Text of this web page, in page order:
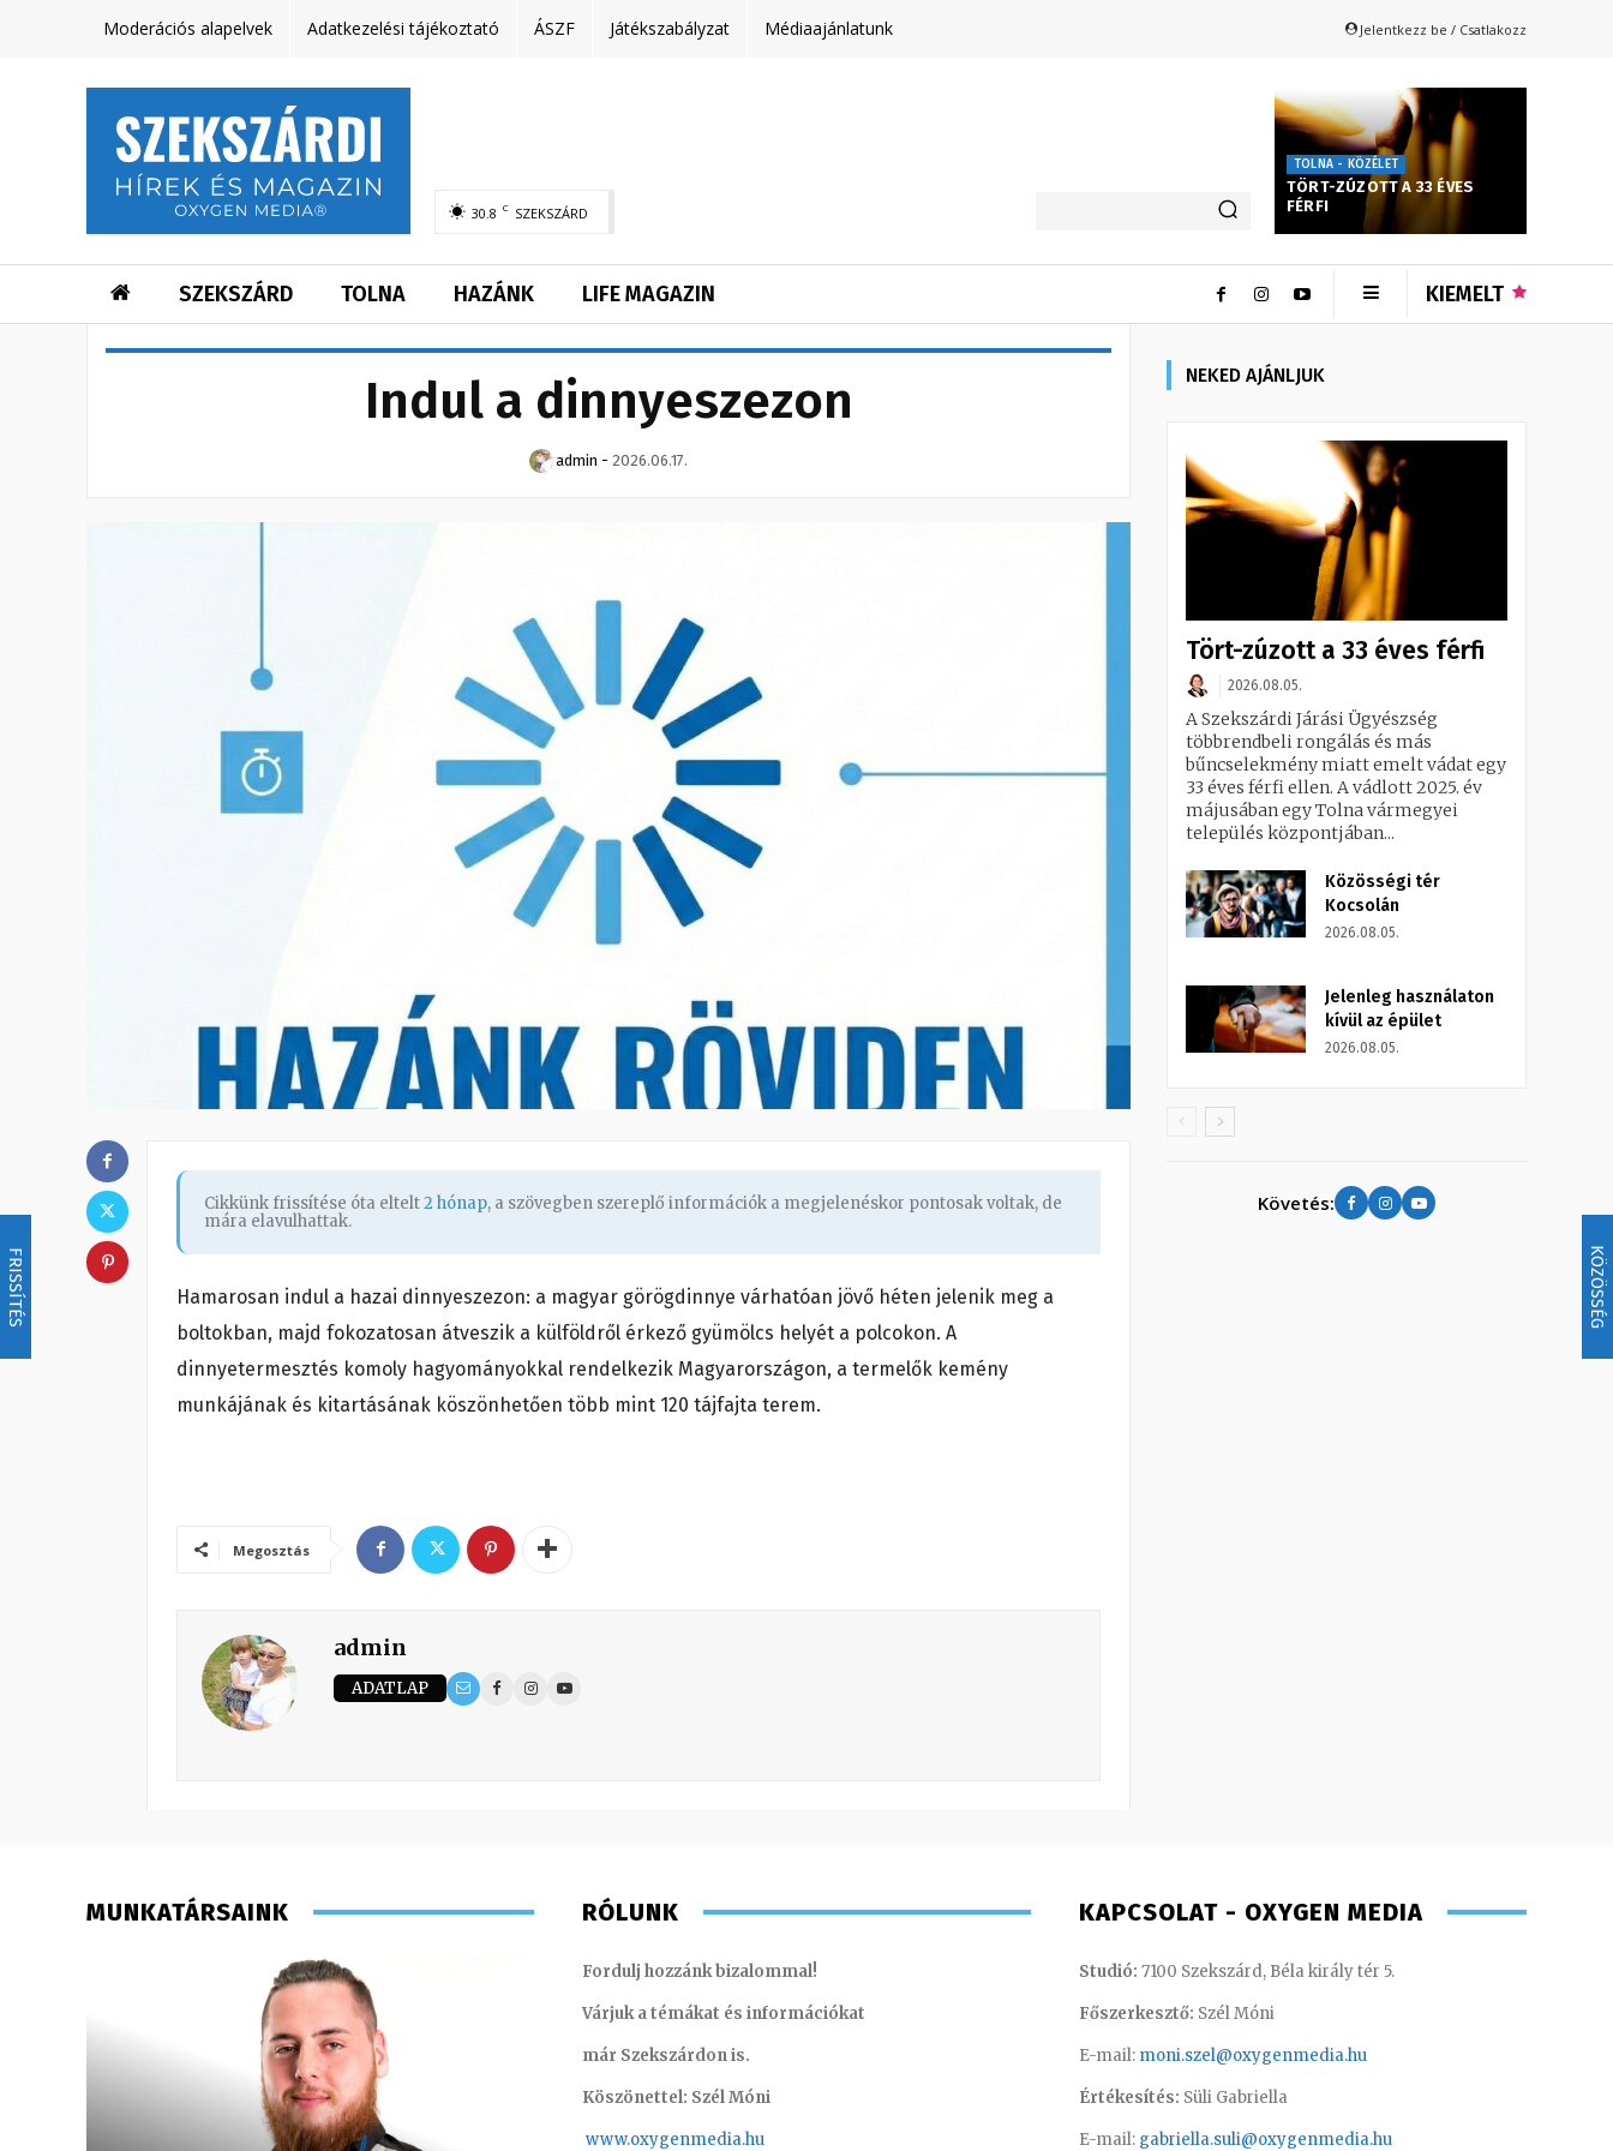
FRISSÍTÉS KÖZÖSSÉG
Moderációs alapelvek Adatkezelési tájékoztató ÁSZF Játékszabályzat Médiaajánlatunk Jelentkezz be / Csatlakozz
30.8 C SZEKSZÁRD
TOLNA - KÖZÉLET
TÖRT-ZÚZOTT A 33 ÉVES
FÉRFI
SZEKSZÁRD TOLNA HAZÁNK LIFE MAGAZIN KIEMELT
Indul a dinnyeszezon
admin - 2026.06.17.
Cikkünk frissítése óta eltelt2 hónap, a szövegben szereplő információk a megjelenéskor pontosak voltak, de
mára elavulhattak.
Hamarosan indul a hazai dinnyeszezon: a magyar görögdinnye várhatóan jövő héten jelenik meg a
boltokban, majd fokozatosan átveszik a külföldről érkező gyümölcs helyét a polcokon. A
dinnyetermesztés komoly hagyományokkal rendelkezik Magyarországon, a termelők kemény
munkájának és kitartásának köszönhetően több mint 120 tájfajta terem.
Megosztás
admin
ADATLAP
NEKED AJÁNLJUK
Tört-zúzott a 33 éves férfi
2026.08.05.
A Szekszárdi Járási Ügyészség
többrendbeli rongálás és más
bűncselekmény miatt emelt vádat egy
33 éves férfi ellen. A vádlott 2025. év
májusában egy Tolna vármegyei
település központjában...
Közösségi tér
Kocsolán
2026.08.05.
Jelenleg használaton
kívül az épület
2026.08.05.
Követés:
MUNKATÁRSAINK RÓLUNK
Fordulj hozzánk bizalommal!
Várjuk a témákat és információkat
már Szekszárdon is.
Köszönettel: Szél Móni
www.oxygenmedia.hu
KAPCSOLAT - OXYGEN MEDIA
Studió: 7100 Szekszárd, Béla király tér 5.
Főszerkesztő: Szél Móni
E-mail: moni.szel@oxygenmedia.hu
Értékesítés: Süli Gabriella
E-mail: gabriella.suli@oxygenmedia.hu